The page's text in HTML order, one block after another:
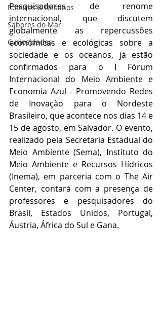
Roteiros & Destinos
Sabores do Mar
Curiosidades
Pesquisadores de renome
internacional, que discutem
globalmente as repercussões
econômicas e ecológicas sobre a
sociedade e os oceanos, já estão
confirmados para o I Fórum
Internacional do Meio Ambiente e
Economia Azul - Promovendo Redes
de Inovação para o Nordeste
Brasileiro, que acontece nos dias 14 e
15 de agosto, em Salvador. O evento,
realizado pela Secretaria Estadual do
Meio Ambiente (Sema), Instituto do
Meio Ambiente e Recursos Hídricos
(Inema), em parceria com o The Air
Center, contará com a presença de
professores e pesquisadores do
Brasil, Estados Unidos, Portugal,
Áustria, África do Sul e Gana.